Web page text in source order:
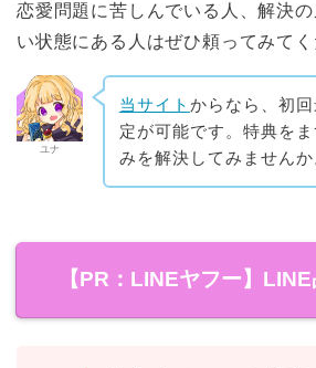
恋愛問題に苦しんでいる人、解決
い状態にある人はぜひ頼ってみてく
ユナ
当サイト からなら、初
定が可能です。特典を
みを解決してみませんか
【PR：LINEヤフー】